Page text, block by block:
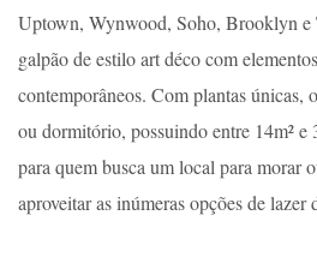
Uptown, Wynwood, Soho, Brooklyn e
galpão de estilo art déco com
contemporâneos. Com plantas únicas,
ou dormitório, possuindo entre 14m² e
para quem busca um local para morar
aproveitar as inúmeras opções de lazer